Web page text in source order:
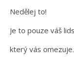
Nedělej to!
Je to pouze váš
který vás omezuje.